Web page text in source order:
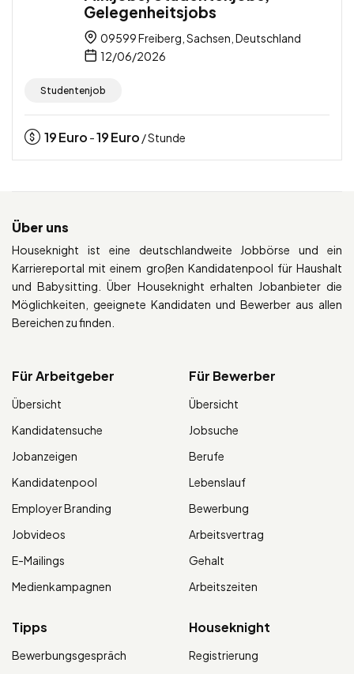
Gelegenheitsjobs
09599 Freiberg, Sachsen, Deutschland
12/06/2026
Studentenjob
19Euro -19Euro / Stunde
Über uns
Houseknight ist eine deutschlandweite Jobbörse und ein
Karriereportal mit einem großen Kandidatenpool für Haushalt
und Babysitting. Über Houseknight erhalten Jobanbieter die
Möglichkeiten, geeignete Kandidaten und Bewerber aus allen
Bereichen zu finden.
Für Arbeitgeber
Übersicht
Kandidatensuche
Jobanzeigen
Kandidatenpool
Employer Branding
Jobvideos
E-Mailings
Medienkampagnen
Für Bewerber
Übersicht
Jobsuche
Berufe
Lebenslauf
Bewerbung
Arbeitsvertrag
Gehalt
Arbeitszeiten
Tipps
Bewerbungsgespräch
Houseknight
Registrierung